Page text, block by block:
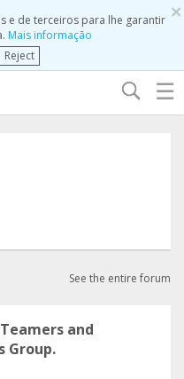
×
e de terceiros para lhe garantir
Mais informação
Reject
☰
See the entire forum
and
Group.